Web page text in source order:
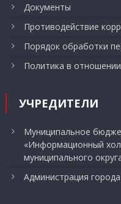
Документы
Противодействие
Порядок обработки
Политика в
УЧРЕДИТЕЛИ
Муниципальное
«Информационный
муниципального
Администрация